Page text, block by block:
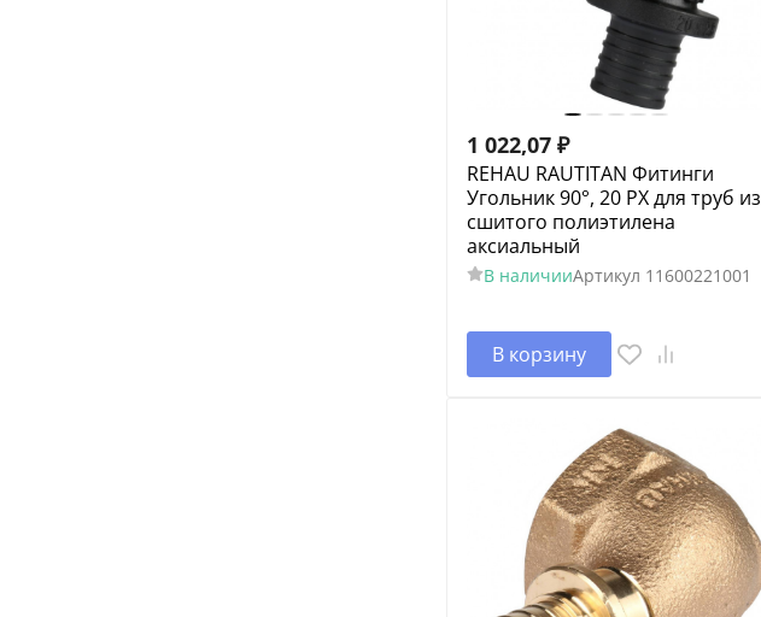
1 022,07 ₽
REHAU RAUTITAN Фитинги
Угольник 90°, 20 PX для труб из
сшитого полиэтилена
аксиальный
В наличииАртикул 11600221001
В корзину